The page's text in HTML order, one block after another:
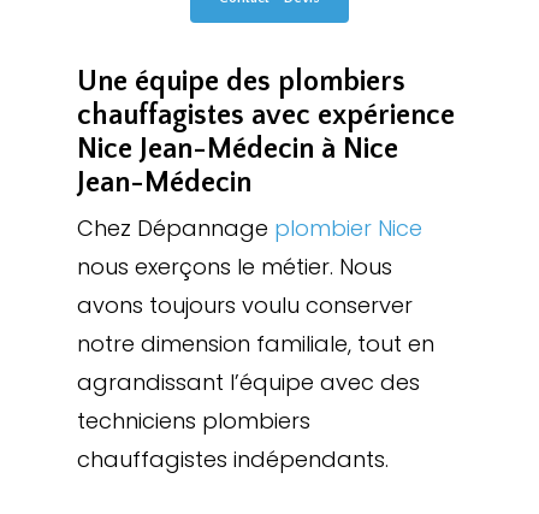
Une équipe des plombiers
chauffagistes avec expérience
Nice Jean-Médecin à Nice
Jean-Médecin
Chez Dépannage plombier Nice
nous exerçons le métier. Nous
avons toujours voulu conserver
notre dimension familiale, tout en
agrandissant l’équipe avec des
techniciens plombiers
chauffagistes indépendants.